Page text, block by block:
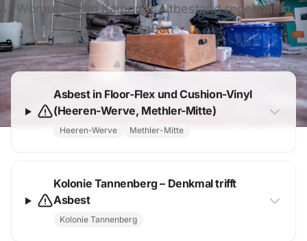
Worauf wir im Kamener Altbestand regelmäßig
stoßen
Asbest in Floor-Flex und Cushion-Vinyl
(Heeren-Werve, Methler-Mitte)
Heeren-Werve Methler-Mitte
Kolonie Tannenberg – Denkmal trifft
Asbest
Kolonie Tannenberg